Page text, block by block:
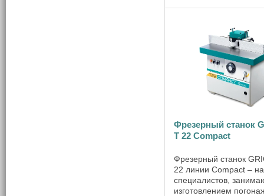
усовершенствованном
электронном
Фрезерный станок
T 22 Compact
Фрезерный станок
22 линии Compact –
специалистов,
изготовлением